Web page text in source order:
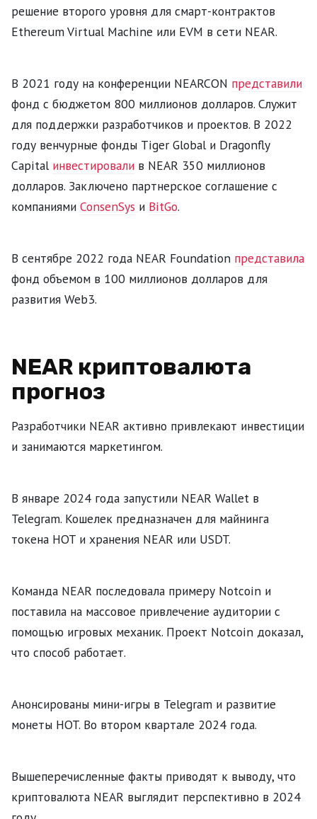
решение второго уровня для смарт-контрактов
Ethereum Virtual Machine или EVM в сети NEAR.
В 2021 году на конференции NEARCON представили
фонд с бюджетом 800 миллионов долларов. Служит
для поддержки разработчиков и проектов. В 2022
году венчурные фонды Tiger Global и Dragonfly
Capital инвестировали в NEAR 350 миллионов
долларов. Заключено партнерское соглашение с
компаниями ConsenSys и BitGo.
В сентябре 2022 года NEAR Foundation представила
фонд объемом в 100 миллионов долларов для
развития Web3.
NEAR криптовалюта
прогноз
Разработчики NEAR активно привлекают инвестиции
и занимаются маркетингом.
В январе 2024 года запустили NEAR Wallet в
Telegram. Кошелек предназначен для майнинга
токена HOT и хранения NEAR или USDT.
Команда NEAR последовала примеру Notcoin и
поставила на массовое привлечение аудитории с
помощью игровых механик. Проект Notcoin доказал,
что способ работает.
Анонсированы мини-игры в Telegram и развитие
монеты HOT. Во втором квартале 2024 года.
Вышеперечисленные факты приводят к выводу, что
криптовалюта NEAR выглядит перспективно в 2024